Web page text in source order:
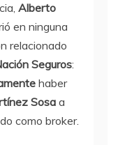
Alberto
en ninguna
relacionado
Seguros:
haber
Sosa a
como broker.